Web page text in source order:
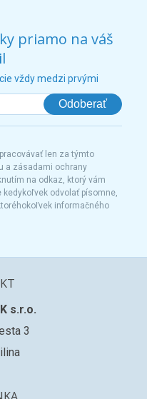
priamo na váš
vždy medzi prvými
Odoberať
len za týmto
a zásadami ochrany
na odkaz, ktorý vám
kedykoľvek odvolať písomne,
informačného
s.r.o.
3